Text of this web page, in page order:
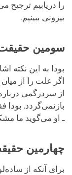
را دریابیم ترجیح
بیرونی ببینیم.
سومین
بودا به این نکته
اگر علت را از میان
از سردرگمی
بازنمی‌گردد.
ـ او می‌گوید ما
چهارمین
برای آنکه از